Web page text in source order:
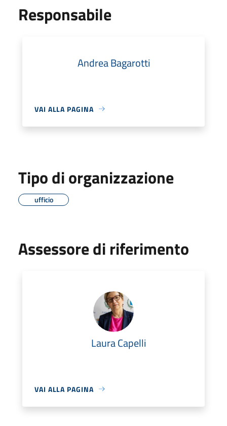
Responsabile
Andrea Bagarotti
VAI ALLA PAGINA
Tipo di organizzazione
ufficio
Assessore di riferimento
Laura Capelli
VAI ALLA PAGINA